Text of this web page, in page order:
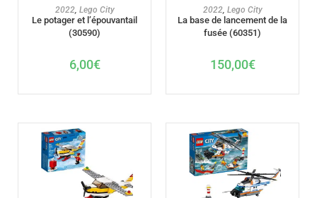
AJOUTER AU PANIER
2022, Lego City
Le potager et l’épouvantail
(30590)
6,00€
AJOUTER AU PANIER
2022, Lego City
La base de lancement de la
fusée (60351)
150,00€